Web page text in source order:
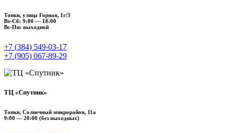
Топки, улица ​Горная, 1г/3
Вт-Сб: 9:00 — 18:00
Вс-Пн: выходной
+7 (384) 549‑03‑17
+7 (905) 067‑89‑29
ТЦ «Спутник»
Топки, Солнечный микрорайон, 11а
9:00 — 20:00 (без выходных)